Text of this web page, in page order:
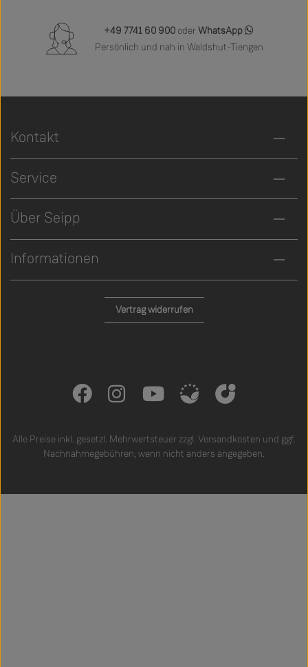
+49 7741 60 900 oder WhatsApp
Persönlich und nah in Waldshut-Tiengen
Kontakt
Service
Über Seipp
Informationen
Vertrag widerrufen
Alle Preise inkl. gesetzl. Mehrwertsteuer zzgl. Versandkosten und ggf.
Nachnahmegebühren, wenn nicht anders angegeben.